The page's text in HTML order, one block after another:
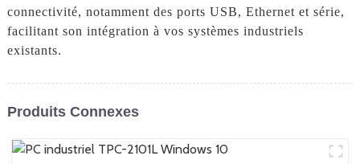
connectivité, notamment des ports USB, Ethernet et série,
facilitant son intégration à vos systèmes industriels
existants.
Produits Connexes